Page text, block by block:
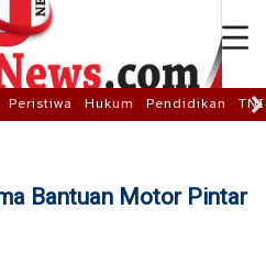
Peristiwa Hukum Pendidikan
Bantuan Motor Pintar